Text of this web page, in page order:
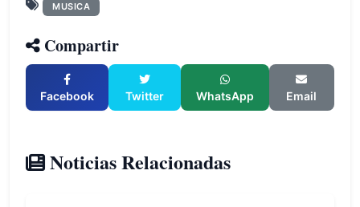
MUSICA
Compartir
Facebook Twitter WhatsApp Email
Noticias Relacionadas